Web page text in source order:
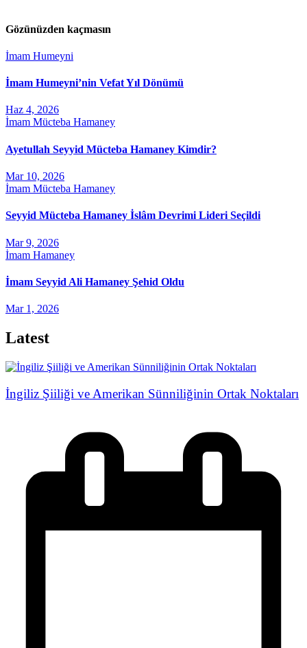
Gözünüzden kaçmasın
İmam Humeyni
İmam Humeyni’nin Vefat Yıl Dönümü
Haz 4, 2026
İmam Mücteba Hamaney
Ayetullah Seyyid Mücteba Hamaney Kimdir?
Mar 10, 2026
İmam Mücteba Hamaney
Seyyid Mücteba Hamaney İslâm Devrimi Lideri Seçildi
Mar 9, 2026
İmam Hamaney
İmam Seyyid Ali Hamaney Şehid Oldu
Mar 1, 2026
Latest
İngiliz Şiiliği ve Amerikan Sünniliğinin Ortak Noktaları